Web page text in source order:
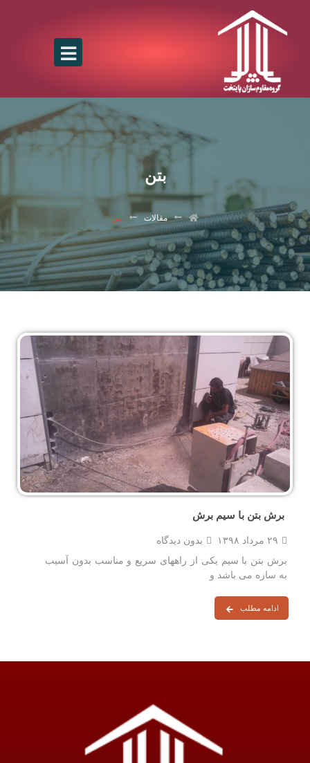
بتن
مقالات بتن
برش بتن با سیم برش
۲۹ مرداد ۱۳۹۸
بدون دیدگاه
برش بتن با سیم یکی از راههای سریع و مناسب بدون آسیب
به سازه می باشد و
ادامه مطلب